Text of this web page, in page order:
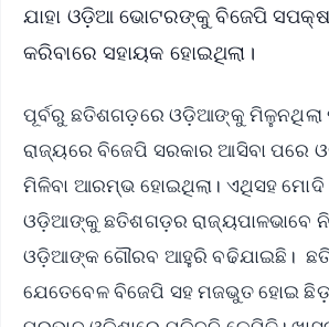
ଯାହା ଓଡ଼ିଆ ଭୋଟରଙ୍କୁ ବିଜେପି
କରିବାରେ ସହାୟକ ହୋଇଥିଲା।
ପୂର୍ବରୁ ଛତିଶଗଡ଼ରେ ଓଡ଼ିଆଙ୍କୁ ମିଳୁନଥିଲା
ରାଜ୍ୟରେ ବିଜେପି ସରକାର ଆସିବା
ମିଳିବା ଆରମ୍ଭ ହୋଇଥିଲା। ଏଥିସହ ମୋଦି
ଓଡ଼ିଆଙ୍କୁ ଛତିଶଗଡ଼ର ରାଜ୍ୟପାଳଭାବେ
ଓଡ଼ିଆଙ୍କ ଗୌରବ ଆହୁରି ବଢିଯାଇଛି।
ଯେତେବେଳ ବିଜେପି ସହ ମଜଭୁତ ହୋଇ